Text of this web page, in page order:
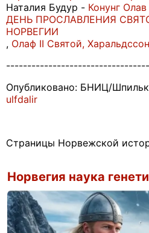
Наталия Будур - Конунг
ДЕНЬ ПРОСЛАВЛЕНИЯ
НОРВЕГИИ
, Олаф II Святой, Харальдссон
Опубликовано: БНИЦ/
ulfdalir
Страницы Норвежской
Норвегия наука